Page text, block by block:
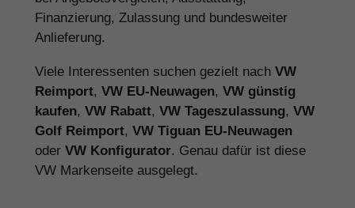
Finanzierung, Zulassung und bundesweiter
Anlieferung.
Viele Interessenten suchen gezielt nach VW
Reimport, VW EU-Neuwagen, VW günstig
kaufen, VW Rabatt, VW Tageszulassung, VW
Golf Reimport, VW Tiguan EU-Neuwagen
oder VW Konfigurator. Genau dafür ist diese
VW Markenseite ausgelegt.